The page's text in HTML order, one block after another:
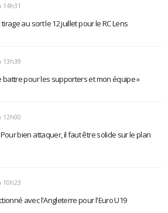
14h31
au sort le 12 juillet pour le RC Lens
13h39
battre pour les supporters et mon équipe »
12h00
bien attaquer, il faut être solide sur le plan
10h23
avec l'Angleterre pour l'Euro U19